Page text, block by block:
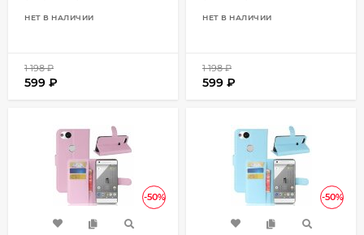
НЕТ В НАЛИЧИИ
1 198₽
599 ₽
НЕТ В НАЛИЧИИ
1 198₽
599 ₽
-50% -50%